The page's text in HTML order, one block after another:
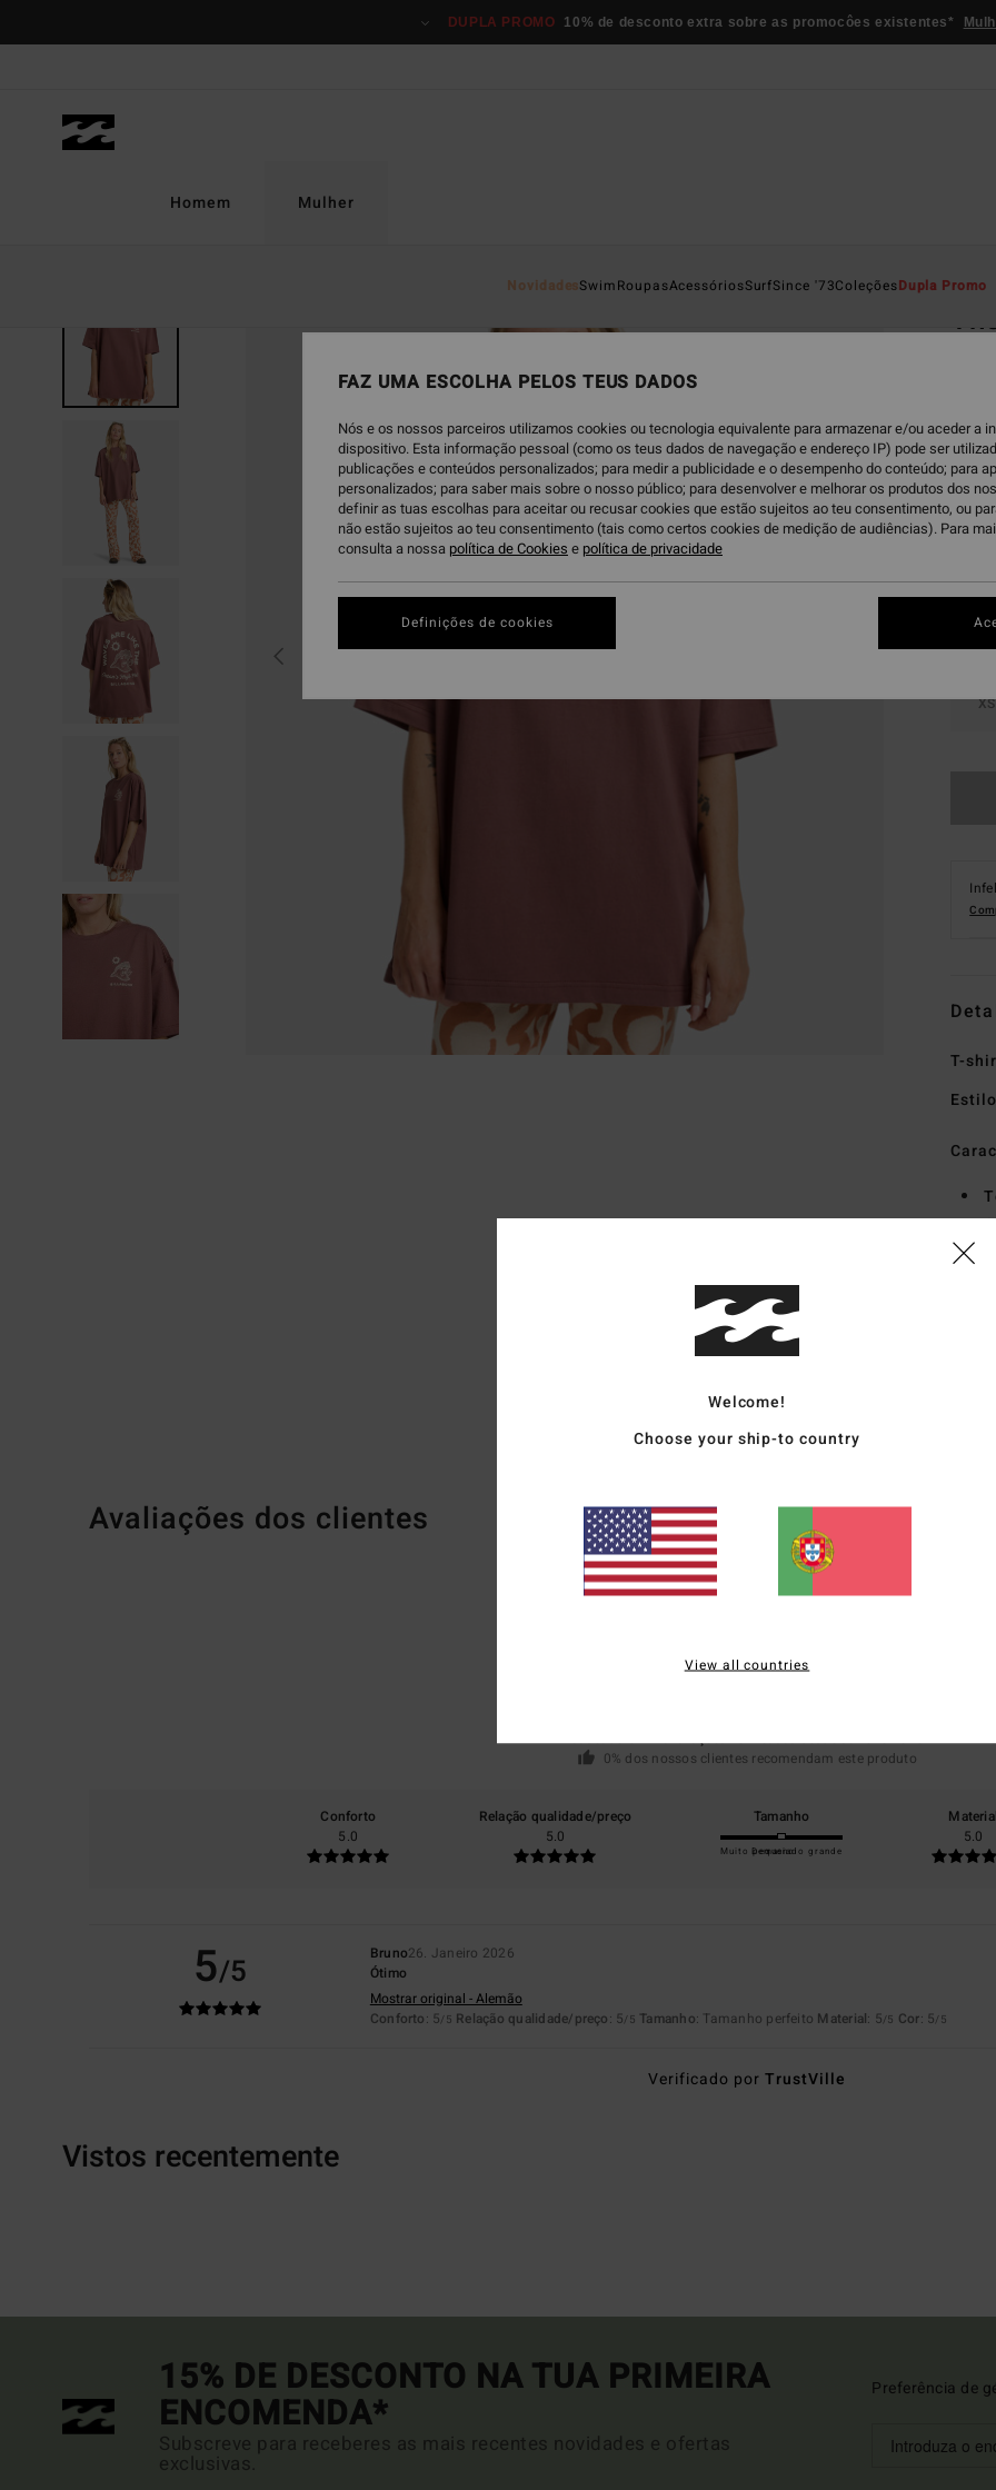
produto
DUPLA PROMO 10% de desconto extra sobre as promocôes existentes*
Homem Mulher
NovidadesSwimRoupasAcessóriosSurfSince '73ColeçõesDupla Promo
T-
€
Cor
XS
T-
Estilo
Avaliações dos clientes
5.0/5
baseado em1 avaliações verificadasdesde Janeiro 2026
0% dos nossos clientes recomendam este produto
Conforto
5.0
Relação qualidade/preço
5.0
Tamanho
Muito pequeno
Demasiado grande
Material
5.0
5/5 Bruno26. Janeiro 2026
Ótimo
Mostrar original - Alemão
Conforto: 5/5 Relação qualidade/preço: 5/5 Tamanho: Tamanho perfeito Material: 5/5 Cor: 5/5
Verificado por TrustVille
Vistos recentemente
15% DE DESCONTO NA TUA PRIMEIRA
ENCOMENDA*
Subscreve para receberes as mais recentes novidades e ofertas
exclusivas.
Preferência de
Welcome!
Choose your ship-to country
View all countries
FAZ UMA ESCOLHA PELOS TEUS DADOS
Nós e os nossos parceiros utilizamos cookies ou tecnologia equivalente para armazenar e/ou aceder a
dispositivo. Esta informação pessoal (como os teus dados de navegação e endereço IP) pode ser
publicações e conteúdos personalizados; para medir a publicidade e o desempenho do conteúdo; para
personalizados; para saber mais sobre o nosso público; para desenvolver e melhorar os produtos dos
definir as tuas escolhas para aceitar ou recusar cookies que estão sujeitos ao teu consentimento, ou
não estão sujeitos ao teu consentimento (tais como certos cookies de medição de audiências). Para
consulta a nossa política de Cookies e política de privacidade
Definições de cookies